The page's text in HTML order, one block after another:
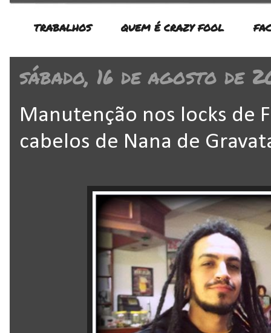
TRABALHOS QUEM É CRAZY FOOL
sábado, 16 de agosto de
Manutenção nos locks de
cabelos de Nana de